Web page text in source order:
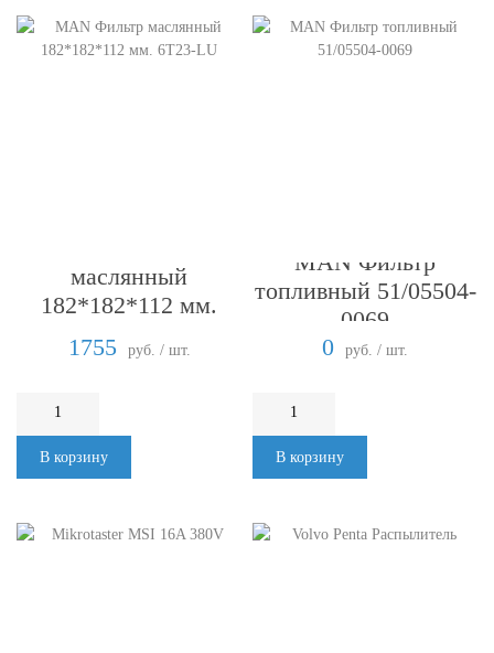
маслянный
182*182*112 мм.
6T23-LU
1755 руб. / шт.
В корзину
MAN Фильтр
топливный 51/05504-
0069
0
руб. / шт.
В корзину